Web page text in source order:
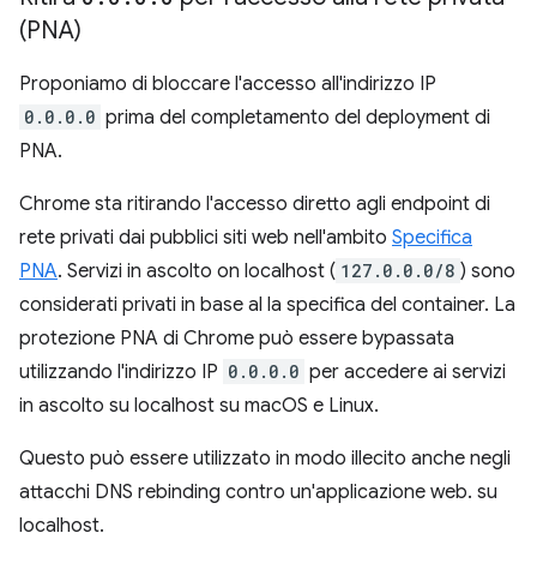
(PNA)
Proponiamo di bloccare l'accesso all'indirizzo IP
0.0.0.0 prima del completamento del deployment di
PNA.
Chrome sta ritirando l'accesso diretto agli endpoint di
rete privati dai pubblici siti web nell'ambito Specifica
PNA. Servizi in ascolto on localhost ( 127.0.0.0/8 ) sono
considerati privati in base al la specifica del container. La
protezione PNA di Chrome può essere bypassata
utilizzando l'indirizzo IP 0.0.0.0 per accedere ai servizi
in ascolto su localhost su macOS e Linux.
Questo può essere utilizzato in modo illecito anche negli
attacchi DNS rebinding contro un'applicazione web. su
localhost.